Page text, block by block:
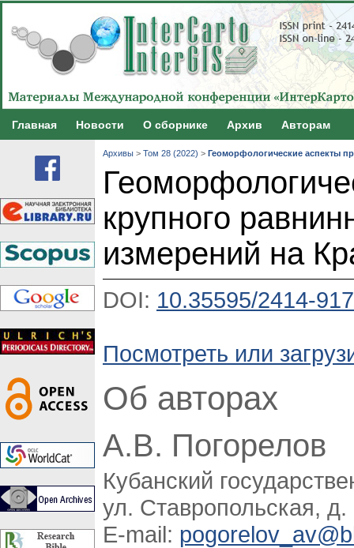
Главная Новости О сборнике Архив Авторам
Архивы > Том 28 (2022) > Геоморфологические аспекты
крупного
измерений на
DOI: 10.35595/2414-
Посмотреть или
Об авторах
А.В. Погорелов
Кубанский
ул. Ставропольская,
E-mail: